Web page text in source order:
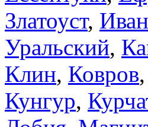
Златоуст,
Уральский,
Клин, Ковров,
Кунгур,